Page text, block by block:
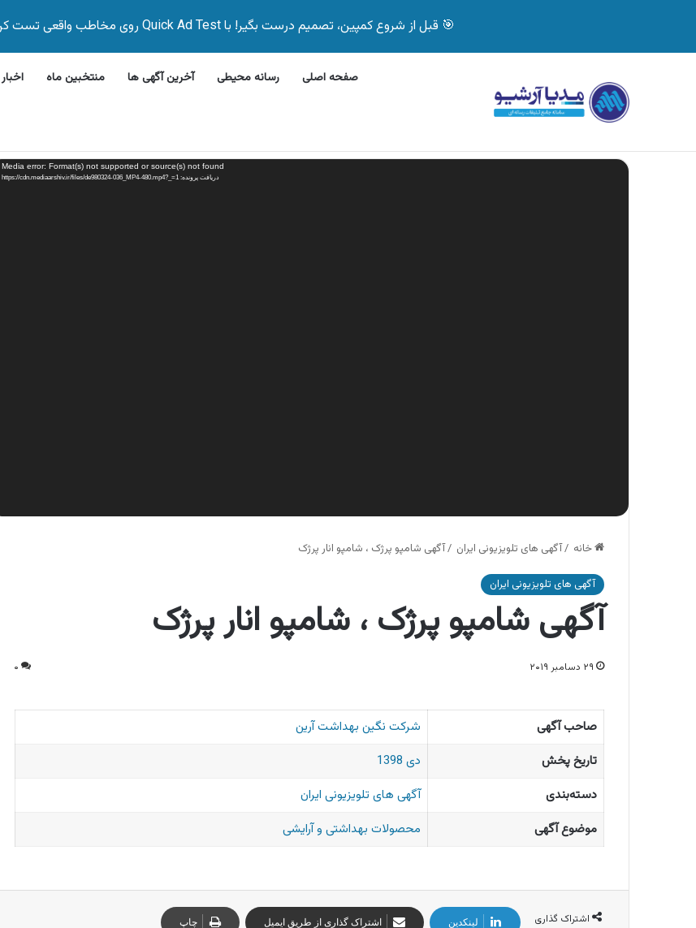
🎯 قبل از شروع کمپین، تصمیم درست بگیر! با Quick Ad Test روی مخاطب واقعی تست کن ✅
صفحه اصلی رسانه محیطی آخرین آگهی ها منتخبین ماه اخبار
دوشنبه, 10 آگوست 2026 آگهی های تازه
نمایشگر
ویدیو Media error: Format(s) not supported or source(s) not found
دریافت پرونده: https://cdn.mediaarshiv.ir/files/de980324-036_MP4-480.mp4?_=1
خانه /آگهی های تلویزیونی ایران /آگهی شامپو پرژک ، شامپو انار پرژک
آگهی های تلویزیونی ایران
آگهی شامپو پرژک ، شامپو انار پرژک
۲۹ دسامبر ۲۰۱۹ ۰
صاحب آگهی
شرکت نگین بهداشت آرین
تاریخ پخش
دی 1398
دسته‌بندی
آگهی های تلویزیونی ایران
موضوع آگهی
محصولات بهداشتی و آرایشی
اشتراک گذاری لینکدین اشتراک گذاری از طریق ایمیل چاپ